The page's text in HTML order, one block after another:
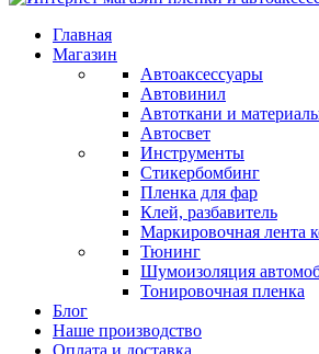
Главная
Магазин
Автоаксессуары
Автовинил
Автоткани и
Автосвет
Инструменты
Стикербомбинг
Пленка для фар
Клей, разбавитель
Маркировочная лента
Тюнинг
Шумоизоляция
Тонировочная пленка
Блог
Наше производство
Оплата и доставка